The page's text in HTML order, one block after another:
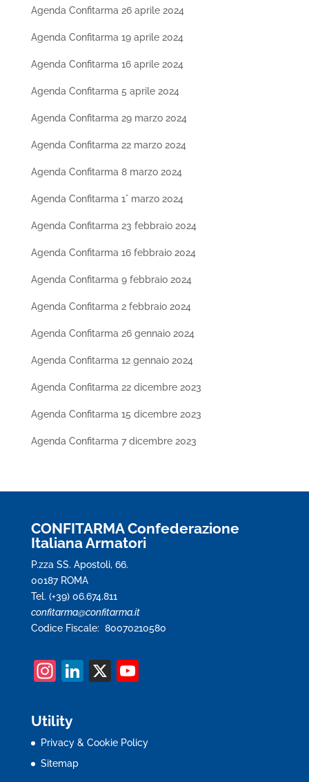
Agenda Confitarma 26 aprile 2024
Agenda Confitarma 19 aprile 2024
Agenda Confitarma 16 aprile 2024
Agenda Confitarma 5 aprile 2024
Agenda Confitarma 29 marzo 2024
Agenda Confitarma 22 marzo 2024
Agenda Confitarma 8 marzo 2024
Agenda Confitarma 1° marzo 2024
Agenda Confitarma 23 febbraio 2024
Agenda Confitarma 16 febbraio 2024
Agenda Confitarma 9 febbraio 2024
Agenda Confitarma 2 febbraio 2024
Agenda Confitarma 26 gennaio 2024
Agenda Confitarma 12 gennaio 2024
Agenda Confitarma 22 dicembre 2023
Agenda Confitarma 15 dicembre 2023
Agenda Confitarma 7 dicembre 2023
CONFITARMA Confederazione
Italiana Armatori
P.zza SS. Apostoli, 66.
00187 ROMA
Tel. (+39) 06.674.811
confitarma@confitarma.it
Codice Fiscale: 80070210580
In
a
gr
a
Li
e
X Y
T
Utility
Privacy & Cookie Policy
Sitemap